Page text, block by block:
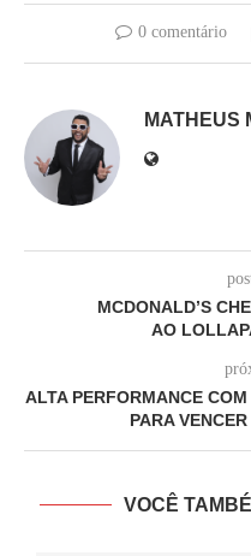
0 comentário
MATHEUS
MCDONALD’S
AO
ALTA PERFORMANCE
PARA
VOCÊ